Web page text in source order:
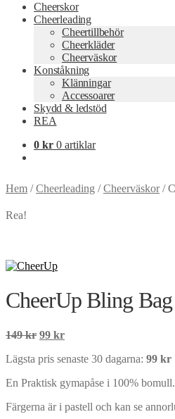
Cheerskor
Cheerleading
Cheertillbehör
Cheerkläder
Cheerväskor
Konståkning
Klänningar
Accessoarer
Skydd & ledstöd
REA
0 kr 0 artiklar
Hem /Cheerleading /Cheerväskor/
Rea!
CheerUp Bling Bag
149kr Det
priset
149 kr.
99 krDet
priset
99 kr.
Lägsta pris senaste 30 dagarna: 99 kr
En Praktisk gymapåse i 100%
Färgerna är i pastell och kan se